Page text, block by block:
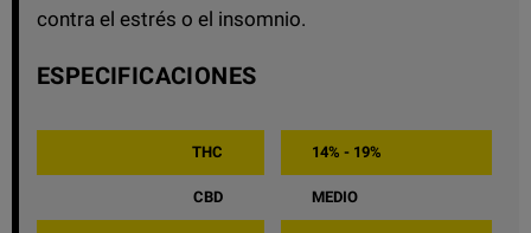
contra el estrés o el insomnio.
ESPECIFICACIONES
THC 14% - 19%
CBD MEDIO